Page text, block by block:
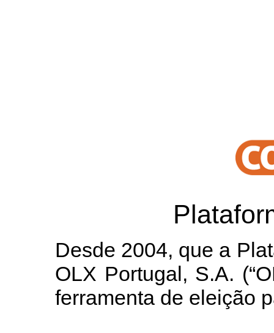
Desde 2004, que a
OLX Portugal, S.A.
ferramenta de eleição